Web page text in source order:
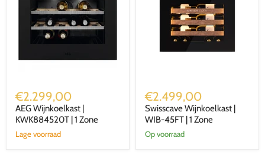
Wijnkoelkast
KWK884520T
Zone
€2.299,00
AEG Wijnkoelkast |
KWK884520T | 1 Zone
Lage voorraad
Wijnkoelkast
WIB-
45FT
€2.499,00
Swisscave Wijnkoelkast |
WIB-45FT | 1 Zone
Op voorraad